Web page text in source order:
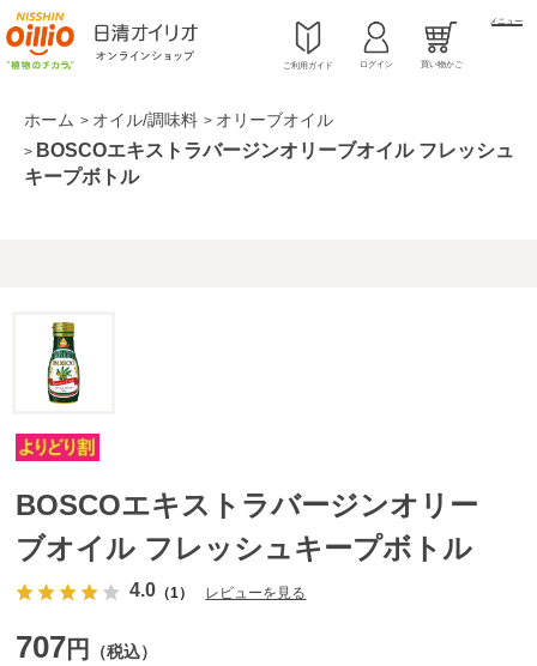
ご利用ガイド ログイン 買い物かご
メニュー
ホーム > オイル/調味料 > オリーブオイル
> BOSCOエキストラバージンオリーブオイル フレッシュ
キープボトル
BOSCOエキストラバージンオリー
ブオイル フレッシュキープボトル
4.0 （1） レビューを見る
707円 （税込）